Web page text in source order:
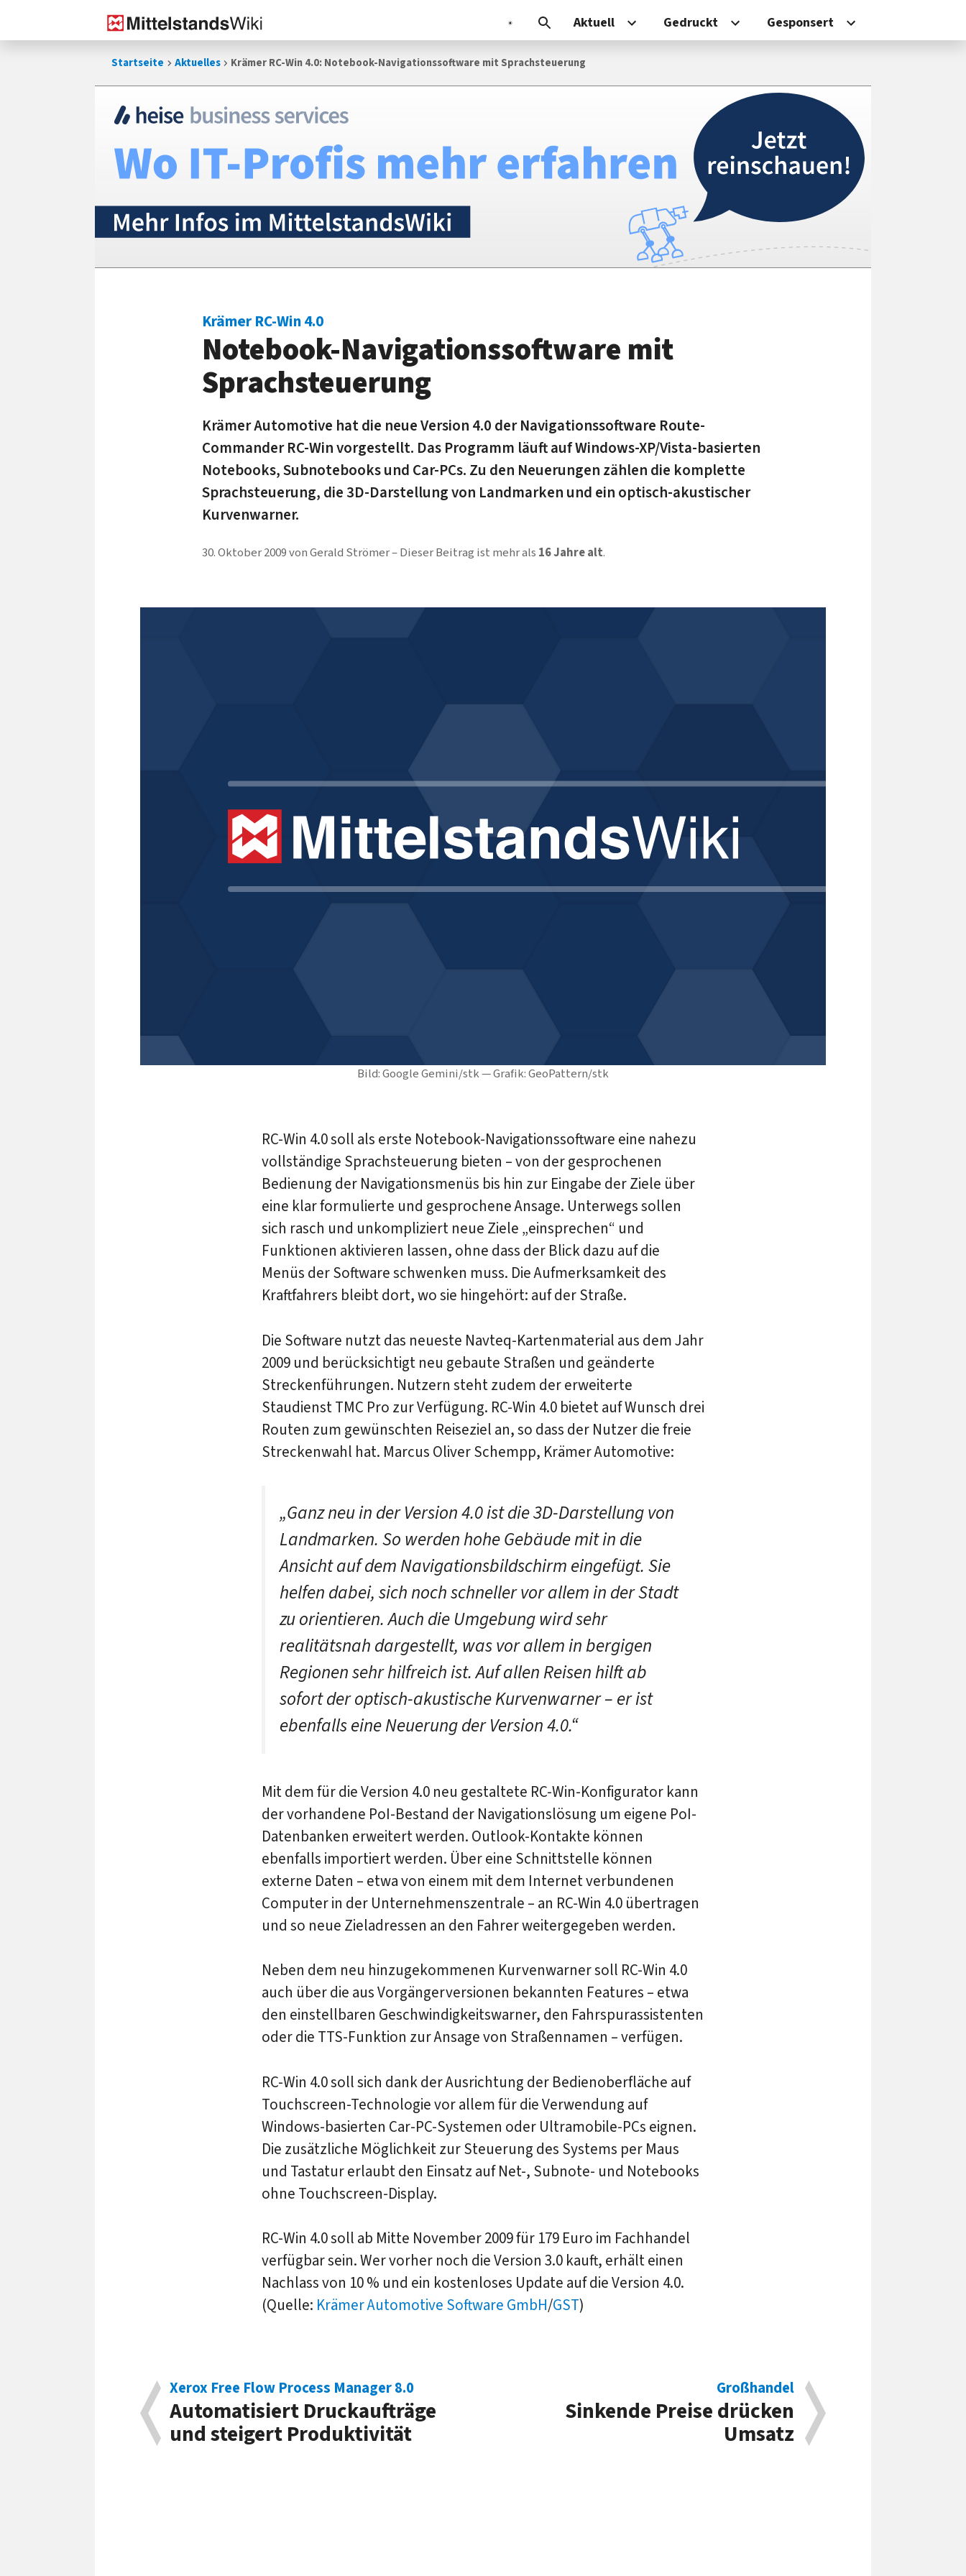
Aktuell Gedruckt Gesponsert
Startseite Aktuelles Krämer RC-Win 4.0: Notebook-Navigationssoftware mit Sprachsteuerung
Bild: Google Gemini/stk — Grafik: GeoPattern/stk
Krämer RC-Win 4.0
Notebook-Navigationssoftware mit
Sprachsteuerung
Krämer Automotive hat die neue Version 4.0 der Navigationssoftware Route-
Commander RC-Win vorgestellt. Das Programm läuft auf Windows-XP/Vista-basierten
Notebooks, Subnotebooks und Car-PCs. Zu den Neuerungen zählen die komplette
Sprachsteuerung, die 3D-Darstellung von Landmarken und ein optisch-akustischer
Kurvenwarner.
30. Oktober 2009vonGerald Strömer Dieser Beitrag ist mehr als 16 Jahre alt.
RC-Win 4.0 soll als erste Notebook-Navigationssoftware eine nahezu
vollständige Sprachsteuerung bieten – von der gesprochenen
Bedienung der Navigationsmenüs bis hin zur Eingabe der Ziele über
eine klar formulierte und gesprochene Ansage. Unterwegs sollen
sich rasch und unkompliziert neue Ziele „einsprechen“ und
Funktionen aktivieren lassen, ohne dass der Blick dazu auf die
Menüs der Software schwenken muss. Die Aufmerksamkeit des
Kraftfahrers bleibt dort, wo sie hingehört: auf der Straße.
Die Software nutzt das neueste Navteq-Kartenmaterial aus dem Jahr
2009 und berücksichtigt neu gebaute Straßen und geänderte
Streckenführungen. Nutzern steht zudem der erweiterte
Staudienst TMC Pro zur Verfügung. RC-Win 4.0 bietet auf Wunsch drei
Routen zum gewünschten Reiseziel an, so dass der Nutzer die freie
Streckenwahl hat. Marcus Oliver Schempp, Krämer Automotive:
„Ganz neu in der Version 4.0 ist die 3D-Darstellung von
Landmarken. So werden hohe Gebäude mit in die
Ansicht auf dem Navigationsbildschirm eingefügt. Sie
helfen dabei, sich noch schneller vor allem in der Stadt
zu orientieren. Auch die Umgebung wird sehr
realitätsnah dargestellt, was vor allem in bergigen
Regionen sehr hilfreich ist. Auf allen Reisen hilft ab
sofort der optisch-akustische Kurvenwarner – er ist
ebenfalls eine Neuerung der Version 4.0.“
Mit dem für die Version 4.0 neu gestaltete RC-Win-Konfigurator kann
der vorhandene PoI-Bestand der Navigationslösung um eigene PoI-
Datenbanken erweitert werden. Outlook-Kontakte können
ebenfalls importiert werden. Über eine Schnittstelle können
externe Daten – etwa von einem mit dem Internet verbundenen
Computer in der Unternehmenszentrale – an RC-Win 4.0 übertragen
und so neue Zieladressen an den Fahrer weitergegeben werden.
Neben dem neu hinzugekommenen Kurvenwarner soll RC-Win 4.0
auch über die aus Vorgängerversionen bekannten Features – etwa
den einstellbaren Geschwindigkeitswarner, den Fahrspurassistenten
oder die TTS-Funktion zur Ansage von Straßennamen – verfügen.
RC-Win 4.0 soll sich dank der Ausrichtung der Bedienoberfläche auf
Touchscreen-Technologie vor allem für die Verwendung auf
Windows-basierten Car-PC-Systemen oder Ultramobile-PCs eignen.
Die zusätzliche Möglichkeit zur Steuerung des Systems per Maus
und Tastatur erlaubt den Einsatz auf Net-, Subnote- und Notebooks
ohne Touchscreen-Display.
RC-Win 4.0 soll ab Mitte November 2009 für 179 Euro im Fachhandel
verfügbar sein. Wer vorher noch die Version 3.0 kauft, erhält einen
Nachlass von 10 % und ein kostenloses Update auf die Version 4.0.
(Quelle: Krämer Automotive Software GmbH/GST)
Xerox Free Flow Process Manager 8.0
Automatisiert Druckaufträge
und steigert Produktivität
Großhandel
Sinkende Preise drücken
Umsatz